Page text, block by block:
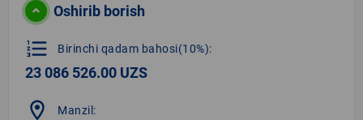
Oshirib borish
format_list_numbered Birinchi qadam bahosi(10%):
23 086 526.00 UZS
location_on Manzil: